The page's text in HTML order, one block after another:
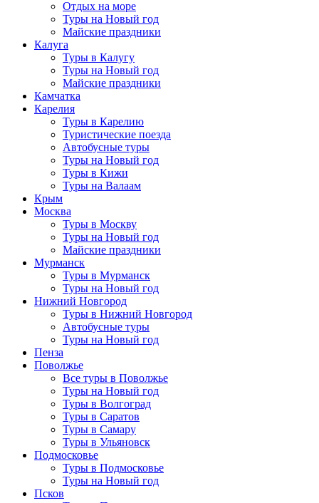
Отдых на море
Туры на Новый год
Майские праздники
Калуга
Туры в Калугу
Туры на Новый год
Майские праздники
Камчатка
Карелия
Туры в Карелию
Туристические поезда
Автобусные туры
Туры на Новый год
Туры в Кижи
Туры на Валаам
Крым
Москва
Туры в Москву
Туры на Новый год
Майские праздники
Мурманск
Туры в Мурманск
Туры на Новый год
Нижний Новгород
Туры в Нижний Новгород
Автобусные туры
Туры на Новый год
Пенза
Поволжье
Все туры в Поволжье
Туры на Новый год
Туры в Волгоград
Туры в Саратов
Туры в Самару
Туры в Ульяновск
Подмосковье
Туры в Подмосковье
Туры на Новый год
Псков